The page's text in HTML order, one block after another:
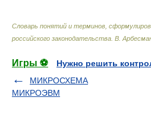
Словарь понятий и терминов,
российского законодательства В.
Игры ⚽
Нужно решить
МИКРОСХЕМА
МИКРОЭВМ